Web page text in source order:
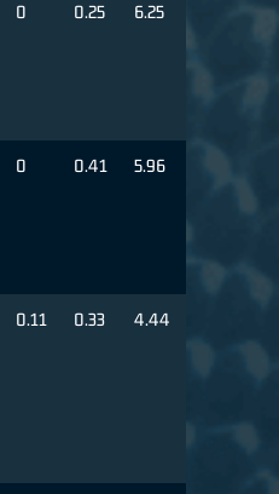
0 0.25 6.25
0 0.41 5.96
0.11 0.33 4.44